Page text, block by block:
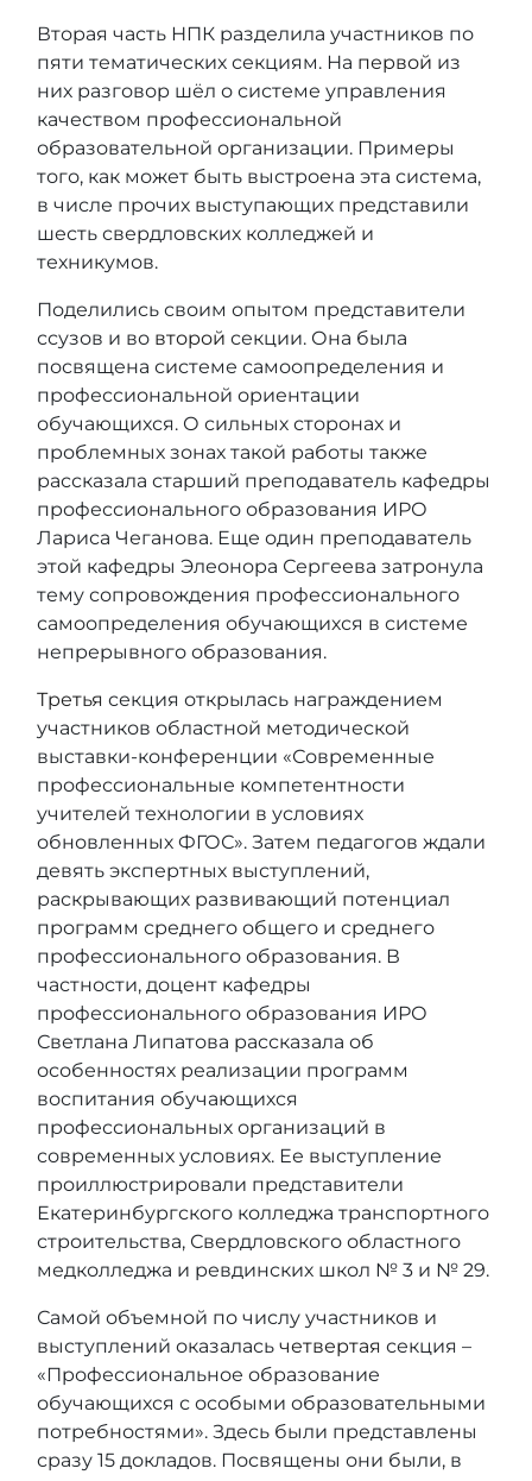
Вторая часть НПК разделила участников по
пяти тематических секциям. На первой из
них разговор шёл о системе управления
качеством профессиональной
образовательной организации. Примеры
того, как может быть выстроена эта система,
в числе прочих выступающих представили
шесть свердловских колледжей и
техникумов.
Поделились своим опытом представители
ссузов и во второй секции. Она была
посвящена системе самоопределения и
профессиональной ориентации
обучающихся. О сильных сторонах и
проблемных зонах такой работы также
рассказала старший преподаватель кафедры
профессионального образования ИРО
Лариса Чеганова. Еще один преподаватель
этой кафедры Элеонора Сергеева затронула
тему сопровождения профессионального
самоопределения обучающихся в системе
непрерывного образования.
Третья секция открылась награждением
участников областной методической
выставки-конференции «Современные
профессиональные компетентности
учителей технологии в условиях
обновленных ФГОС». Затем педагогов ждали
девять экспертных выступлений,
раскрывающих развивающий потенциал
программ среднего общего и среднего
профессионального образования. В
частности, доцент кафедры
профессионального образования ИРО
Светлана Липатова рассказала об
особенностях реализации программ
воспитания обучающихся
профессиональных организаций в
современных условиях. Ее выступление
проиллюстрировали представители
Екатеринбургского колледжа транспортного
строительства, Свердловского областного
медколледжа и ревдинских школ № 3 и № 29.
Самой объемной по числу участников и
выступлений оказалась четвертая секция –
«Профессиональное образование
обучающихся с особыми образовательными
потребностями». Здесь были представлены
сразу 15 докладов. Посвящены они были, в